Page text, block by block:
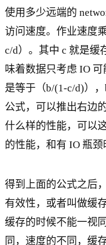
使用多少远端的
访问速度。作业速度
c/d）。其中 c 就是缓
味着数据只考虑 IO
是等于（b/(1-c/d)）
公式，可以推出右边
什么样的性能，可以
的性能，和有 IO 瓶颈
得到上面的公式之后
有效性，或者叫做缓
缓存的时候不能一视
同，速度的不同，缓